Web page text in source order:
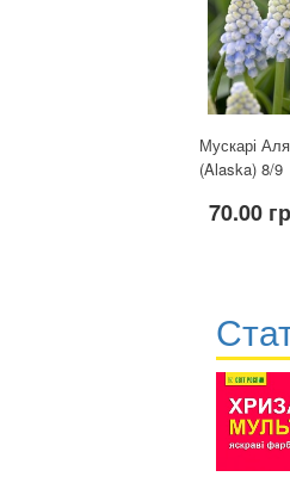
Мускарі
(Alaska) 8/9
70.00